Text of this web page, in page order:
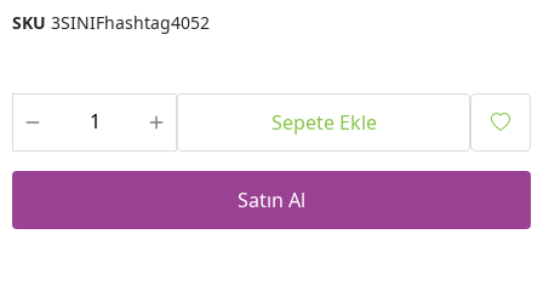
SKU 3SINIFhashtag4052
Sepete Ekle
Satın Al